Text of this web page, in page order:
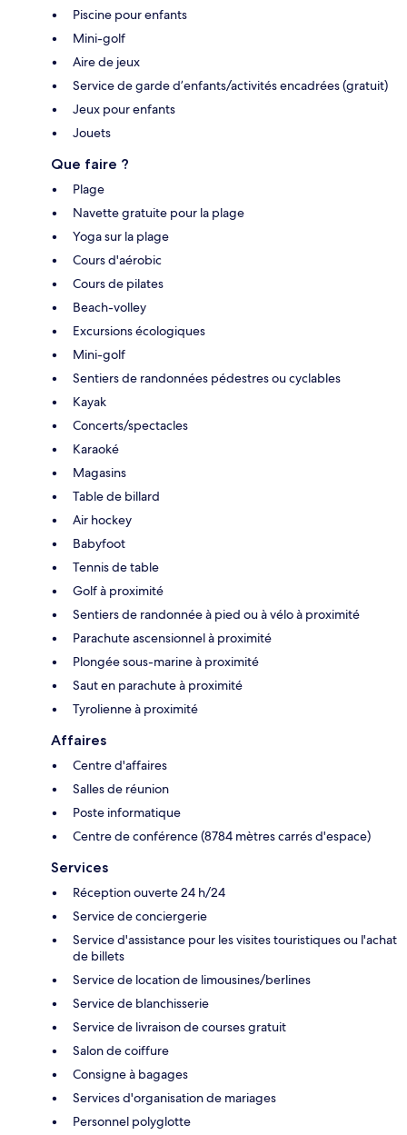
Piscine pour enfants
Mini-golf
Aire de jeux
Service de garde d’enfants/activités encadrées (gratuit)
Jeux pour enfants
Jouets
Que faire ?
Plage
Navette gratuite pour la plage
Yoga sur la plage
Cours d'aérobic
Cours de pilates
Beach-volley
Excursions écologiques
Mini-golf
Sentiers de randonnées pédestres ou cyclables
Kayak
Concerts/spectacles
Karaoké
Magasins
Table de billard
Air hockey
Babyfoot
Tennis de table
Golf à proximité
Sentiers de randonnée à pied ou à vélo à proximité
Parachute ascensionnel à proximité
Plongée sous-marine à proximité
Saut en parachute à proximité
Tyrolienne à proximité
Affaires
Centre d'affaires
Salles de réunion
Poste informatique
Centre de conférence (8784 mètres carrés d'espace)
Services
Réception ouverte 24 h/24
Service de conciergerie
Service d'assistance pour les visites touristiques ou l'achat
de billets
Service de location de limousines/berlines
Service de blanchisserie
Service de livraison de courses gratuit
Salon de coiffure
Consigne à bagages
Services d'organisation de mariages
Personnel polyglotte